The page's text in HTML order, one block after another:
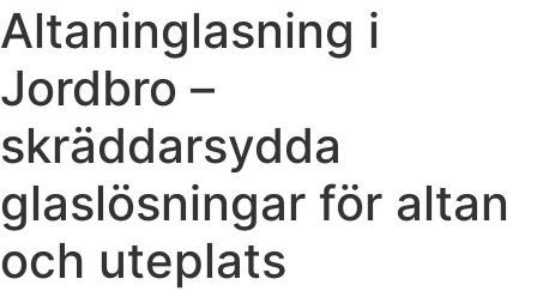
Altaninglasning i
Jordbro –
skräddarsydda
glaslösningar för altan
och uteplats